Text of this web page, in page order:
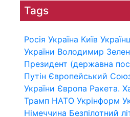
Tags
Росія Україна Київ
України Володимир
Президент (державна
Путін Європейський
України Європа Ракета.
Трамп НАТО Укрінформ
Німеччина Безпілотний